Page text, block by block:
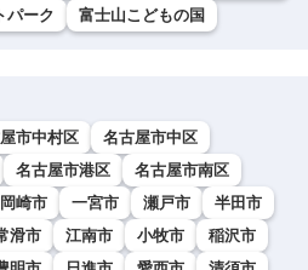
パーク 富士山こどもの国
市中村区
名古屋市中区
名古屋市港区
名古屋市南区
岡崎市 一宮市 瀬戸市
半田市
滑市 江南市 小牧市
稲沢市